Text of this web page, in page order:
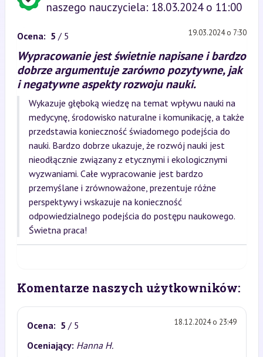
naszego nauczyciela: 18.03.2024 o 11:00
Ocena: 5 / 5 19.03.2024 o 7:30
Wypracowanie jest świetnie napisane i bardzo
dobrze argumentuje zarówno pozytywne, jak
i negatywne aspekty rozwoju nauki.
Wykazuje głęboką wiedzę na temat wpływu nauki na
medycynę, środowisko naturalne i komunikację, a także
przedstawia konieczność świadomego podejścia do
nauki. Bardzo dobrze ukazuje, że rozwój nauki jest
nieodłącznie związany z etycznymi i ekologicznymi
wyzwaniami. Całe wypracowanie jest bardzo
przemyślane i zrównoważone, prezentuje różne
perspektywy i wskazuje na konieczność
odpowiedzialnego podejścia do postępu naukowego.
Świetna praca!
Komentarze naszych użytkowników:
Ocena: 5 / 5 18.12.2024 o 23:49
Oceniający: Hanna H.